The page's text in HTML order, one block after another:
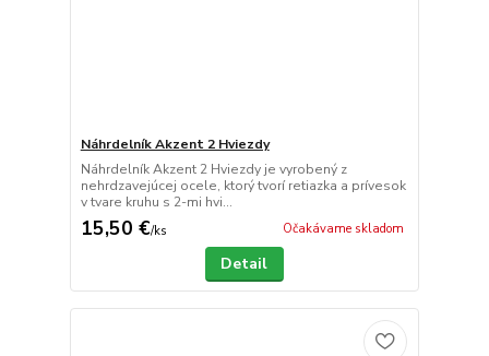
Náhrdelník Akzent 2 Hviezdy
Náhrdelník Akzent 2 Hviezdy je vyrobený z
nehrdzavejúcej ocele, ktorý tvorí retiazka a prívesok
v tvare kruhu s 2-mi hvi...
15,50 €/ks Očakávame skladom
Detail